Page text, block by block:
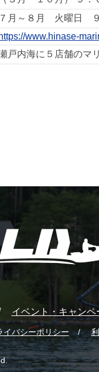
７月～８月 火曜日
https://www.hinase-
戸内海に５店舗のマ
イベント・キャンペ
イバシーポリシー